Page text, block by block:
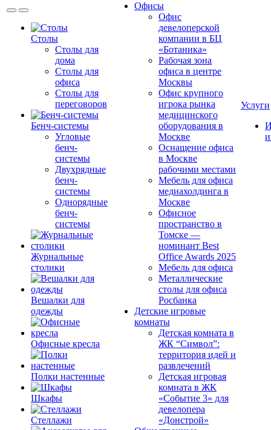
Столы
Столы для
дома
Столы для
офиса
Столы для
переговоров
Бенч-системы
Угловые
бенч-
системы
Двухрядные
бенч-
системы
Однорядные
бенч-
системы
Журнальные
столики
Вешалки для
одежды
Офисные кресла
Полки настенные
Шкафы
Стеллажи
Офисы
Офис
девелоперской
компании в БЦ
«Ботаника»
Рабочая зона
офиса в центре
Москвы
Офис крупного
игрока рынка
медицинского
оборудования в
Москве
Оснащение офиса
в Москве
рабочими местами
Мебель для офиса
медиахолдинга в
Москве
Офисное
пространство в
Томске —
номинант Best
Office Awards 2025
Мебель для офиса
Металлические
столы для офиса
Росбанка
Детские игровые
комнаты
Детская комната в
ЖК “Символ”:
территория идей и
развлечений
Детская игровая
комната в ЖК
«Событие 3» для
девелопера
«Донстрой»
Услуги